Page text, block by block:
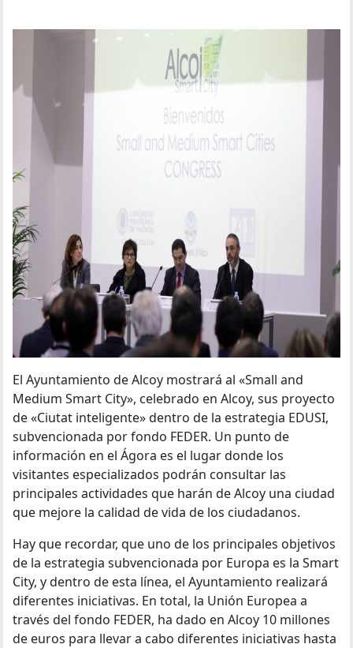
El Ayuntamiento de Alcoy mostrará al «Small and
Medium Smart City», celebrado en Alcoy, sus proyecto
de «Ciutat inteligente» dentro de la estrategia EDUSI,
subvencionada por fondo FEDER. Un punto de
información en el Ágora es el lugar donde los
visitantes especializados podrán consultar las
principales actividades que harán de Alcoy una ciudad
que mejore la calidad de vida de los ciudadanos.
Hay que recordar, que uno de los principales objetivos
de la estrategia subvencionada por Europa es la Smart
City, y dentro de esta línea, el Ayuntamiento realizará
diferentes iniciativas. En total, la Unión Europea a
través del fondo FEDER, ha dado en Alcoy 10 millones
de euros para llevar a cabo diferentes iniciativas hasta